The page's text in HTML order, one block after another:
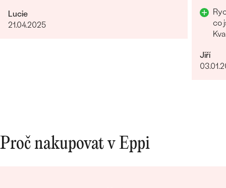
Lucie
21.04.2025
Rychlost
co
Jiří
Proč nakupovat v Eppi